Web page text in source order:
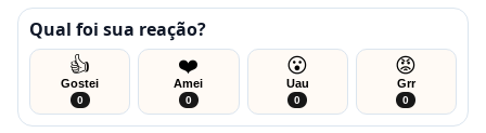
Qual foi sua reação?
👍
Gostei
0
❤️
Amei
0
😮
Uau
0
😡
Grr
0